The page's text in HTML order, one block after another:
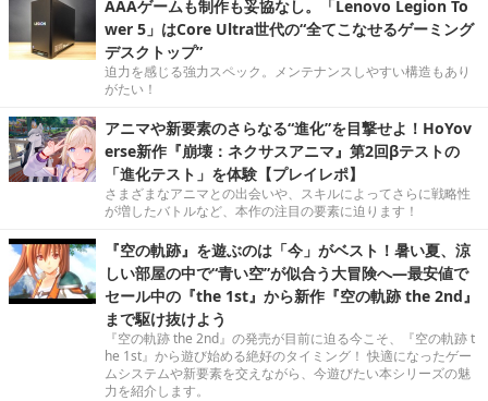
AAAゲームも制作も妥協なし。「Lenovo Legion To
wer 5」はCore Ultra世代の“全てこなせるゲーミング
デスクトップ”
迫力を感じる強力スペック。メンテナンスしやすい構造もあり
がたい！
アニマや新要素のさらなる“進化”を目撃せよ！HoYov
erse新作『崩壊：ネクサスアニマ』第2回βテストの
「進化テスト」を体験【プレイレポ】
さまざまなアニマとの出会いや、スキルによってさらに戦略性
が増したバトルなど、本作の注目の要素に迫ります！
『空の軌跡』を遊ぶのは「今」がベスト！暑い夏、涼
しい部屋の中で“青い空”が似合う大冒険へ―最安値で
セール中の『the 1st』から新作『空の軌跡 the 2nd』
まで駆け抜けよう
『空の軌跡 the 2nd』の発売が目前に迫る今こそ、『空の軌跡 t
he 1st』から遊び始める絶好のタイミング！ 快適になったゲー
ムシステムや新要素を交えながら、今遊びたい本シリーズの魅
力を紹介します。